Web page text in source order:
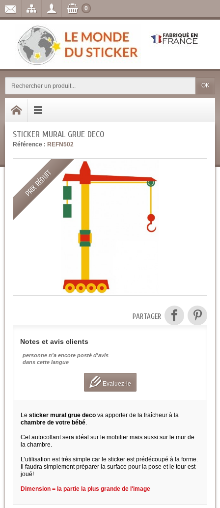
OK
0
STICKER MURAL GRUE DECO
Référence : REFN502
PRIX RÉDUIT
PARTAGER
Notes et avis clients
personne n'a encore posté d'avis
dans cette langue
Evaluez-le
Le sticker mural grue deco va apporter de la fraîcheur à la
chambre de votre bébé.
Cet autocollant sera idéal sur le mobilier mais aussi sur le mur de
la chambre.
L’utilisation est très simple car le sticker est prédécoupé à la forme.
Il faudra simplement préparer la surface pour la pose et le tour est
joué!
Dimension = la partie la plus grande de l'image